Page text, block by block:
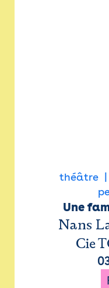
théâtre
Une
Nans
Cie